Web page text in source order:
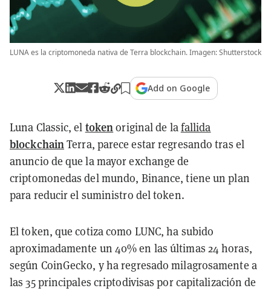
LUNA es la criptomoneda nativa de Terra blockchain. Imagen: Shutterstock
Add on Google
Luna Classic, el token original de lafallida
blockchain Terra, parece estar regresando tras el
anuncio de que la mayor exchange de
criptomonedas del mundo, Binance, tiene un plan
para reducir el suministro del token.
El token, que cotiza como LUNC, ha subido
aproximadamente un 40% en las últimas 24 horas,
según CoinGecko, y ha regresado milagrosamente a
las 35 principales criptodivisas por capitalización de